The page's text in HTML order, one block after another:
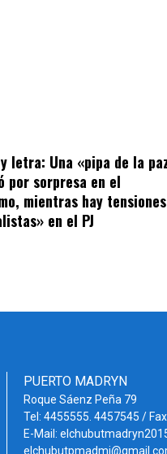
letra: Una «pipa de la
por sorpresa en el
mientras hay tensiones
en el PJ
PUERTO MADRYN
Roque Sáenz Peña 79
Tel: 4455555. 4457545 /
E-Mail: